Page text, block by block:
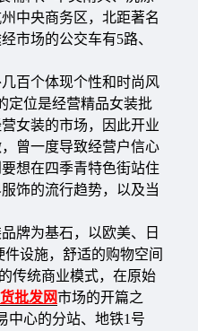
中央商务区，北距著名
市场的公交车有5路、
百个体现个性和时尚风
定位是经营精品女装批
女装的市场，因此开业
曾一度导致经营户信心
想在四季青特色街站住
饰的流行趋势，以及当
牌为基石，以欧美、日
设施，舒适的购物空间
传统商业模式，在原始
批发网市场的开篇之
中心的分站、地铁1号